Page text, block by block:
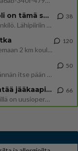
Tiesitkö? Martina Aitolehden isäpuoli on tämä suosittu laulaja
Martina Aitolehti on seurattu julkisuuden henkilö. Lähipiiriin mahtuu muitakin tunnettuja henkilöitä. Tiesitkö, että Ma
38
Hesarissa päivitellään lapset joutuu nyt kulkemaan 2 km kouluun jösses. Ruostefillarilla tuo matka menee vaikka miten äk
120
Mutta mies vain tuijottaa, siinä vaiheessa käännän itse pään pois. Mikä juttu? Yleensä jos joku tuijottaa tai katsoo, hä
50
Uusioperheen aikuiset lapset tyhjentää jääkaapin käydessään
Miten selvittäisitte seuraavan ongelman, meillä on uusioperhe, minulla teini-ikäiset lapset ja puolisolla aikuiset, jotk
66